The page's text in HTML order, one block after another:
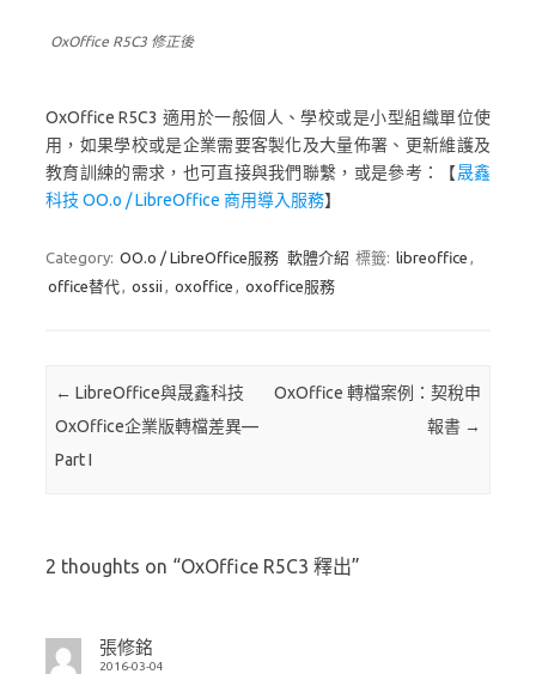
OxOffice R5C3 修正後
OxOffice R5C3 適用於一般個人、學校或是小型組織單位使
用，如果學校或是企業需要客製化及大量佈署、更新維護及
教育訓練的需求，也可直接與我們聯繫，或是參考：【晟鑫
科技 OO.o / LibreOffice 商用導入服務】
Category: OO.o / LibreOffice服務 軟體介紹 標籤: libreoffice ,
office替代, ossii , oxoffice , oxoffice服務
Post navigation
← LibreOffice與晟鑫科技
OxOffice企業版轉檔差異—
Part I
OxOffice 轉檔案例：契稅申
報書 →
2 thoughts on “OxOffice R5C3 釋出”
張修銘
2016-03-04